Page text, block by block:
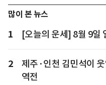
많이 본 뉴스
1 [오늘의 운세] 8월 9일
2
제주·인천 김민석이
역전